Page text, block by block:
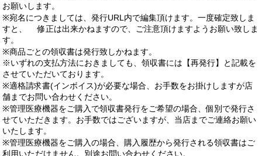
お願いします。
※宛名につきましては、発行URL内で編集頂けます。一度確定致しま
すと、 修正は出来かねますので、ご注意頂けますようお願い致しま
す。
※商品ごとの領収書は発行致しかねます。
※いずれの支払方法におきましても、領収書には【再発行】と記載を
させていただいております。
※適格請求書(インボイス)が必要な場合、お手数をお掛けしますが店
舗までお問い合わせください。
※管理医療機器をご購入で領収書発行をご希望の場合、個別で発行さ
せていただきます。お手数ではございますが、当店までご連絡お願い
いたします。
※管理医療機器をご購入の場合、購入履歴から発行される領収書はご
利用いただけません。別途お問い合わせください。